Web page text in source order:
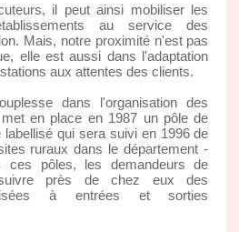
il peut ainsi mobiliser les
au service des
Mais, notre proximité n'est pas
elle est aussi dans l'adaptation
aux attentes des clients.
dans l'organisation des
en place en 1987 un pôle de
labellisé qui sera suivi en 1996 de
ruraux dans le département -
ces pôles, les demandeurs de
près de chez eux des
à entrées et sorties